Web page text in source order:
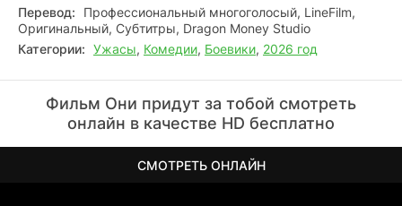
Перевод:
Профессиональный многоголосый, LineFilm,
Оригинальный, Субтитры, Dragon Money Studio
Категории: Ужасы, Комедии, Боевики, 2026 год
Фильм Они придут за тобой смотреть
онлайн в качестве HD бесплатно
СМОТРЕТЬ ОНЛАЙН